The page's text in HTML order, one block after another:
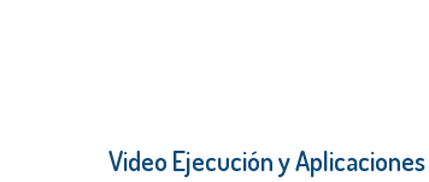
Video Ejecución y Aplicaciones